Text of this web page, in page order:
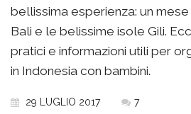
bellissima esperienza: un
Bali e le belissime isole Gili.
pratici e informazioni utili per
in Indonesia con bambini.
29 LUGLIO 2017 7